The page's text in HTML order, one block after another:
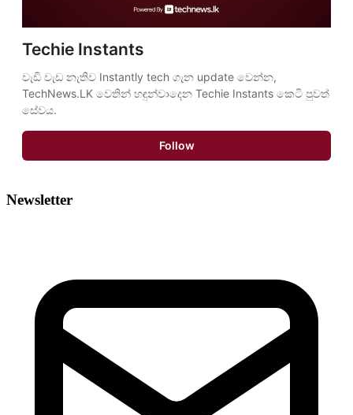
Techie Instants
වැඩි වැඩ නැතිව Instantly tech ගැන update වෙන්න,
TechNews.LK වෙතින් හඳුන්වාදෙන Techie Instants කෙටි පුවත්
සේවය.
Follow
Newsletter